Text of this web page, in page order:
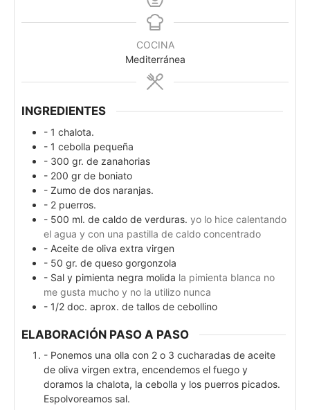
COCINA
Mediterránea
INGREDIENTES
- 1 chalota.
- 1 cebolla pequeña
- 300 gr. de zanahorias
- 200 gr de boniato
- Zumo de dos naranjas.
- 2 puerros.
- 500 ml. de caldo de verduras. yo lo hice calentando
el agua y con una pastilla de caldo concentrado
- Aceite de oliva extra virgen
- 50 gr. de queso gorgonzola
- Sal y pimienta negra molida la pimienta blanca no
me gusta mucho y no la utilizo nunca
- 1/2 doc. aprox. de tallos de cebollino
ELABORACIÓN PASO A PASO
- Ponemos una olla con 2 o 3 cucharadas de aceite
de oliva virgen extra, encendemos el fuego y
doramos la chalota, la cebolla y los puerros picados.
Espolvoreamos sal.